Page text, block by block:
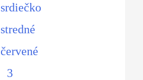
srdiečko
stredné
červené
3